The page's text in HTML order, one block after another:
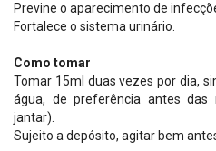
Previne o aparecimento de
Fortalece o sistema urinário.
Como tomar
Tomar 15ml duas vezes por dia,
água, de preferência antes das
jantar).
Sujeito a depósito, agitar bem